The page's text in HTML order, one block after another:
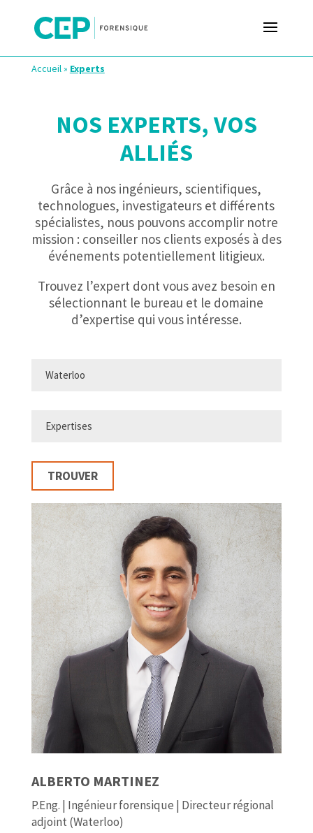
Accueil» Experts
NOS EXPERTS, VOS
ALLIÉS
Grâce à nos ingénieurs, scientifiques,
technologues, investigateurs et différents
spécialistes, nous pouvons accomplir notre
mission : conseiller nos clients exposés à des
événements potentiellement litigieux.
Trouvez l’expert dont vous avez besoin en
sélectionnant le bureau et le domaine
d’expertise qui vous intéresse.
TROUVER
ALBERTO MARTINEZ
P.Eng. | Ingénieur forensique | Directeur régional
adjoint (Waterloo)